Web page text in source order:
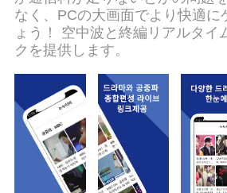
を使用するだけでなく、高品質
ができます。
なく、PCの大画面でより快適に
ょう！ 空中波と終編リアルタイ
クを提供します。